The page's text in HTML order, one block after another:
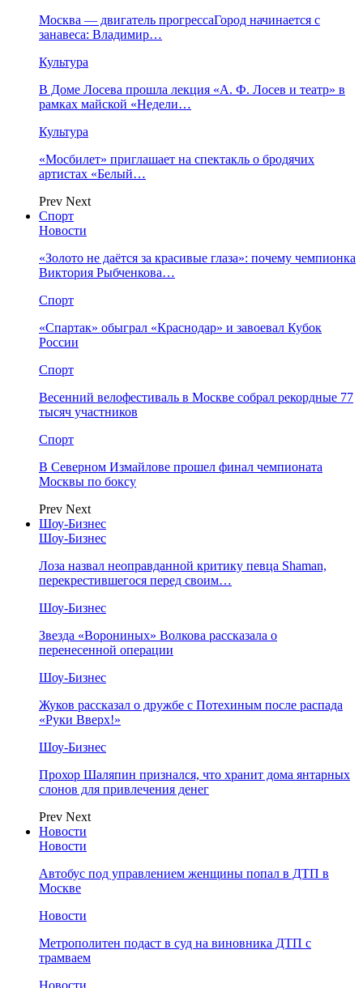
Москва — двигатель прогрессаГород начинается с
занавеса: Владимир…
Культура
В Доме Лосева прошла лекция «А. Ф. Лосев и театр» в
рамках майской «Недели…
Культура
«Мосбилет» приглашает на спектакль о бродячих
артистах «Белый…
Prev Next
Спорт
Новости
«Золото не даётся за красивые глаза»: почему чемпионка
Виктория Рыбченкова…
Спорт
«Спартак» обыграл «Краснодар» и завоевал Кубок
России
Спорт
Весенний велофестиваль в Москве собрал рекордные 77
тысяч участников
Спорт
В Северном Измайлове прошел финал чемпионата
Москвы по боксу
Prev Next
Шоу-Бизнес
Шоу-Бизнес
Лоза назвал неоправданной критику певца Shaman,
перекрестившегося перед своим…
Шоу-Бизнес
Звезда «Ворониных» Волкова рассказала о
перенесенной операции
Шоу-Бизнес
Жуков рассказал о дружбе с Потехиным после распада
«Руки Вверх!»
Шоу-Бизнес
Прохор Шаляпин признался, что хранит дома янтарных
слонов для привлечения денег
Prev Next
Новости
Новости
Автобус под управлением женщины попал в ДТП в
Москве
Новости
Метрополитен подаст в суд на виновника ДТП с
трамваем
Новости